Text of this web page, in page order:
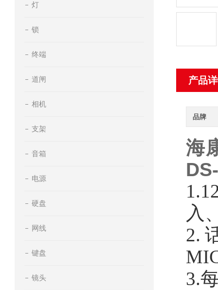
灯
锁
终端
道闸
相机
支架
音箱
电源
硬盘
网线
键盘
镜头
产品
品牌
海
入
2.
3.